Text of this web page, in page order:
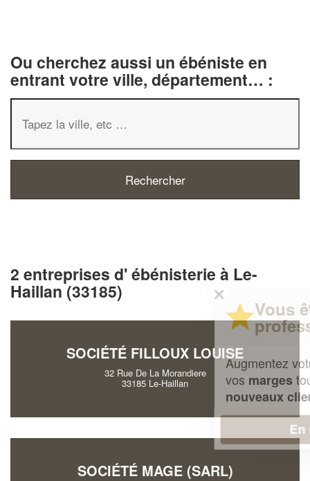
Ou cherchez aussi un ébéniste en
entrant votre ville, département… :
2 entreprises d' ébénisterie à Le-
Haillan (33185)
SOCIÉTÉ FILLOUX LOUISE
32 Rue De La Morandiere
33185 Le-Haillan
SOCIÉTÉ MAGE (SARL)
✕
Vous êtes un
professionnel ?
Augmentez votrechiffre d'affaireset
vosmargestout en gagnant de